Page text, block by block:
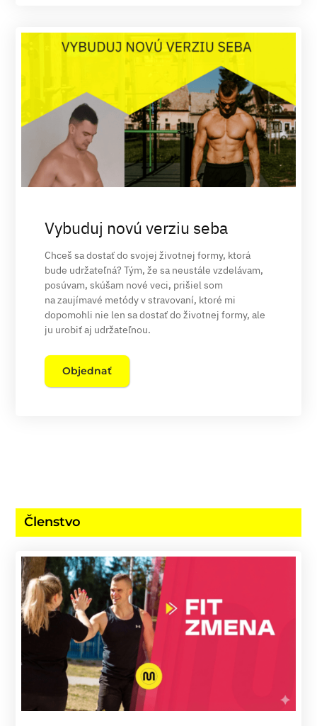
Vybuduj novú verziu seba
Chceš sa dostať do svojej životnej formy, ktorá
bude udržateľná? Tým, že sa neustále vzdelávam,
posúvam, skúšam nové veci, prišiel som
na zaujímavé metódy v stravovaní, ktoré mi
dopomohli nie len sa dostať do životnej formy, ale
ju urobiť aj udržateľnou.
Objednať
Členstvo